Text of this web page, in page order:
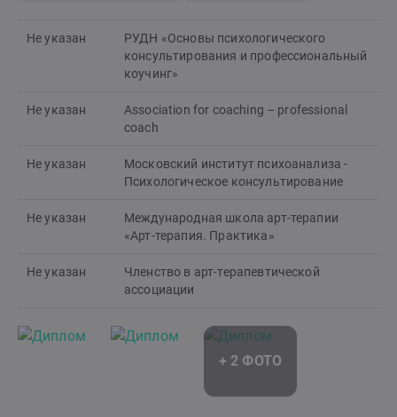
Не указан
РУДН «Основы психологического
консультирования и профессиональный
коучинг»
Не указан
Association for coaching – professional
coach
Не указан
Московский институт психоанализа -
Психологическое консультирование
Не указан
Международная школа арт-терапии
«Арт-терапия. Практика»
Не указан
Членство в арт-терапевтической
ассоциации